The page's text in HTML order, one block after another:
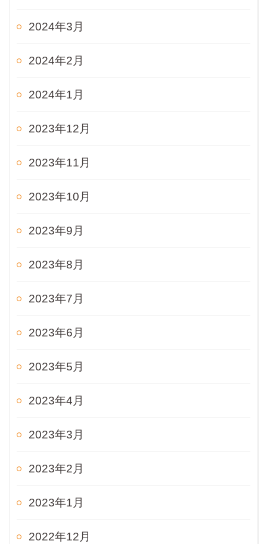
2024年3月
2024年2月
2024年1月
2023年12月
2023年11月
2023年10月
2023年9月
2023年8月
2023年7月
2023年6月
2023年5月
2023年4月
2023年3月
2023年2月
2023年1月
2022年12月